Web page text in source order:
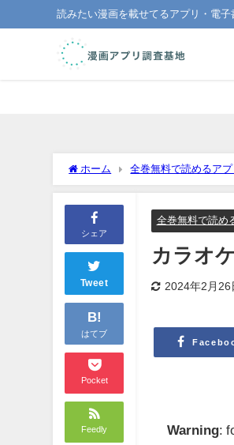
読みたい漫画を載せてるアプリ・電
ホーム 全巻無料で読めるアプ
シェア
Tweet
B!
はてブ
Pocket
Feedly
全巻無料で読め
カラオ
2024年2月26
Warning: